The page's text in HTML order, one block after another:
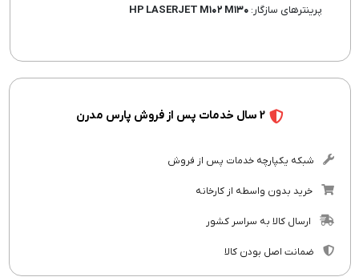
پرینترهای سازگار:
2 سال خدمات پس از فروش پارس مدرن
شبکه یکپارچه خدمات پس از فروش
خرید بدون واسطه از کارخانه
ارسال کالا به سراسر کشور
ضمانت اصل بودن کالا